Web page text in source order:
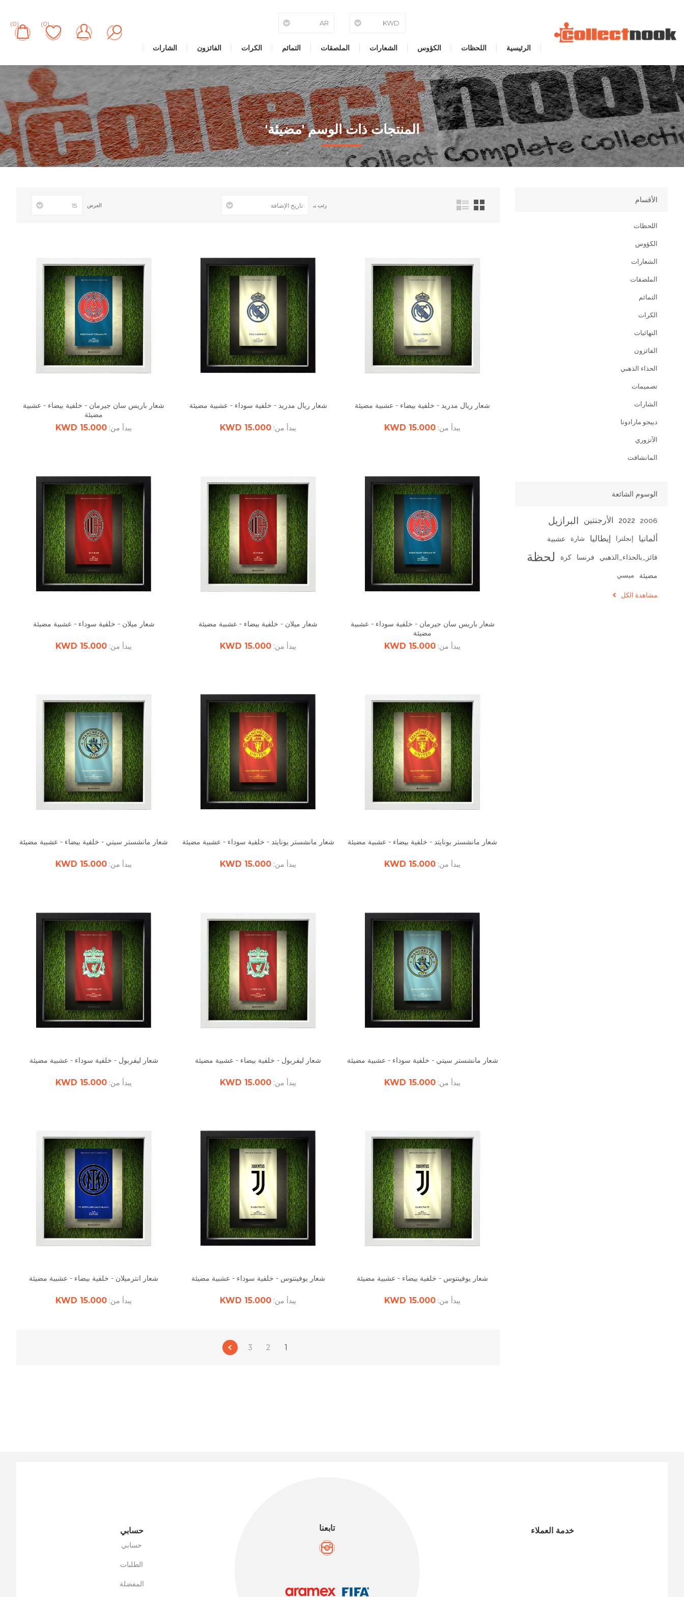
الرئيسية اللحظات الكؤوس الشعارات الملصقات التمائم الكرات الفائزون الشارات
(0)
(0)
المنتجات ذات الوسم 'مضيئة'
رتب بـ العرض
شعار ريال مدريد - خلفية بيضاء - عشبية مضيئة
يبدأ من: 15.000 KWD
شعار ريال مدريد - خلفية سوداء - عشبية مضيئة
يبدأ من: 15.000 KWD
شعار باريس سان جيرمان - خلفية بيضاء - عشبية
مضيئة
يبدأ من: 15.000 KWD
شعار باريس سان جيرمان - خلفية سوداء - عشبية
مضيئة
يبدأ من: 15.000 KWD
شعار ميلان - خلفية بيضاء - عشبية مضيئة
يبدأ من: 15.000 KWD
شعار ميلان - خلفية سوداء - عشبية مضيئة
يبدأ من: 15.000 KWD
شعار مانشستر يونايتد - خلفية بيضاء - عشبية مضيئة
يبدأ من: 15.000 KWD
شعار مانشستر يونايتد - خلفية سوداء - عشبية مضيئة
يبدأ من: 15.000 KWD
شعار مانشستر سيتي - خلفية بيضاء - عشبية مضيئة
يبدأ من: 15.000 KWD
شعار مانشستر سيتي - خلفية سوداء - عشبية مضيئة
يبدأ من: 15.000 KWD
شعار ليفربول - خلفية بيضاء - عشبية مضيئة
يبدأ من: 15.000 KWD
شعار ليفربول - خلفية سوداء - عشبية مضيئة
يبدأ من: 15.000 KWD
شعار يوفينتوس - خلفية بيضاء - عشبية مضيئة
يبدأ من: 15.000 KWD
شعار يوفينتوس - خلفية سوداء - عشبية مضيئة
يبدأ من: 15.000 KWD
شعار انترميلان - خلفية بيضاء - عشبية مضيئة
يبدأ من: 15.000 KWD
1
2
3
الأقسام
اللحظات
الكؤوس
الشعارات
الملصقات
التمائم
الكرات
النهائيات
الفائزون
الحذاء الذهبي
تصميمات
الشارات
دييجو مارادونا
الآتزوري
المانشافت
الوسوم الشائعة
2006
2022 الأرجنتين البرازيل
ألمانيا إنجلترا إيطاليا شارة عشبية
فائز_بالحذاء_الذهبي فرنسا كرة لحظة
مضيئة ميسي
مشاهدة الكل
تابعنا خدمة العملاء حسابي
حسابي
الطلبات
المفضلة